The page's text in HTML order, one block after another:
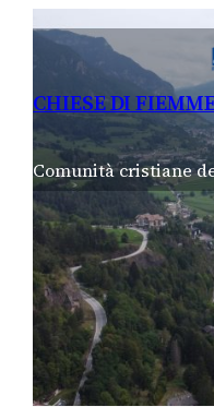
CHIESE DI
Comunità cristiane